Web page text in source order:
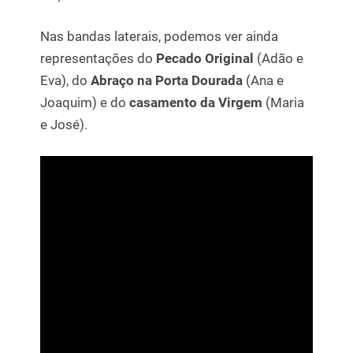
Nas bandas laterais, podemos ver ainda
representações do Pecado Original (Adão e
Eva), do Abraço na Porta Dourada (Ana e
Joaquim) e do casamento da Virgem (Maria
e José).